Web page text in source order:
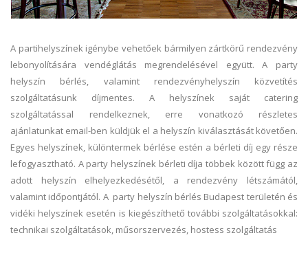
A partihelyszínek igénybe vehetőek bármilyen zártkörű rendezvény
lebonyolítására vendéglátás megrendelésével együtt. A party
helyszín bérlés, valamint rendezvényhelyszín közvetítés
szolgáltatásunk díjmentes. A helyszínek saját catering
szolgáltatással rendelkeznek, erre vonatkozó részletes
ajánlatunkat email-ben küldjük el a helyszín kiválasztását követően.
Egyes helyszínek, különtermek bérlése estén a bérleti díj egy része
lefogyasztható. A party helyszínek bérleti díja többek között függ az
adott helyszín elhelyezkedésétől, a rendezvény létszámától,
valamint időpontjától. A party helyszín bérlés Budapest területén és
vidéki helyszínek esetén is kiegészíthető további szolgáltatásokkal:
technikai szolgáltatások, műsorszervezés, hostess szolgáltatás